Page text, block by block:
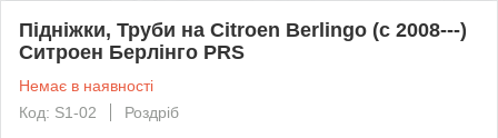
Підніжки, Труби на Citroen Berlingo (c 2008---)
Ситроен Берлінго PRS
Немає в наявності
Код: S1-02
Роздріб